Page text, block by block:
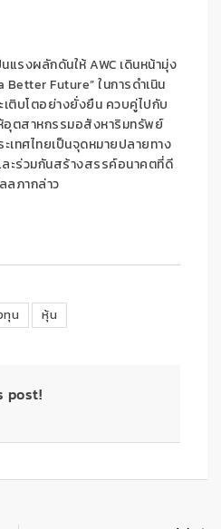
แรงผลักดันให้ AWC เดินหน้ามุ่ง
Future” ในการดำเนิน
ติบโตอย่างยั่งยืน ควบคู่ไปกับ
อุตสาหกรรมอสังหาริมทรัพย์
ทศไทยเป็นจุดหมายปลายทาง
ะร่วมกันสร้างสรรค์อนาคตที่ดี
ลภากล่าว
ทุน หุ้น
post!